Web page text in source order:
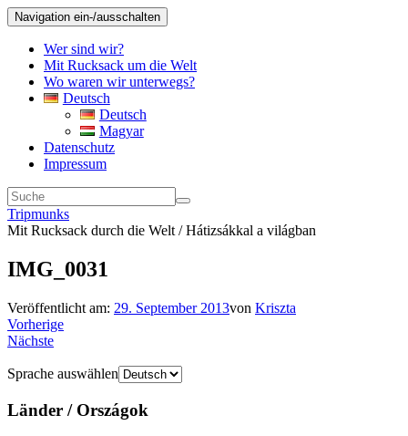
Navigation ein-/ausschalten
Wer sind wir?
Mit Rucksack um die Welt
Wo waren wir unterwegs?
Deutsch
Deutsch
Magyar
Datenschutz
Impressum
Tripmunks
Mit Rucksack durch die Welt / Hátizsákkal a világban
IMG_0031
Veröffentlicht am: 29. September 2013von Kriszta
Vorherige
Nächste
Sprache auswählen
Länder / Országok